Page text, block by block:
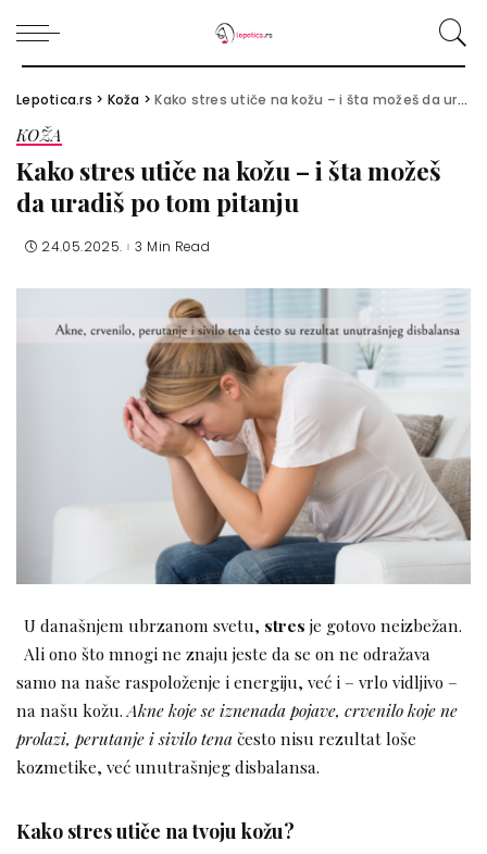
Lepotica.rs > Koža >Kako stres utiče na kožu – i šta možeš da uradiš po tom pitanju
KOŽA
Kako stres utiče na kožu – i šta možeš
da uradiš po tom pitanju
24.05.2025. 3 Min Read
U današnjem ubrzanom svetu, stres je gotovo neizbežan.
Ali ono što mnogi ne znaju jeste da se on ne odražava
samo na naše raspoloženje i energiju, već i – vrlo vidljivo –
na našu kožu. Akne koje se iznenada pojave, crvenilo koje ne
prolazi, perutanje i sivilo tenačesto nisu rezultat loše
kozmetike, već unutrašnjeg disbalansa.
Kako stres utiče na tvoju kožu?